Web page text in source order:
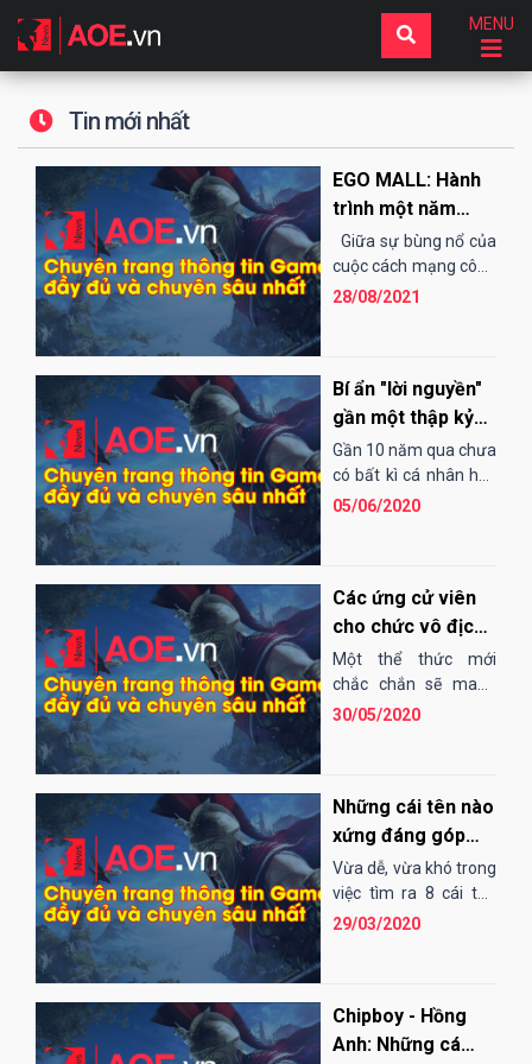
MENU
Tin mới nhất
EGO MALL: Hành
trình một năm
hình thành và phát
triển
Giữa sự bùng nổ của
cuộc cách mạng công
nghệ thời đại 4.0 và
28/08/2021
Bí ẩn "lời nguyền"
gần một thập kỷ
của Bé Yêu Cup!
Gần 10 năm qua chưa
có bất kì cá nhân hay
clan nào có thể phá
05/06/2020
Các ứng cử viên
cho chức vô địch
nội dung 33
random
Một thể thức mới
chắc chắn sẽ mang
tới những bất ngờ
30/05/2020
Những cái tên nào
xứng đáng góp
mặt trong kèo
4v4 All Stars?
Vừa dễ, vừa khó trong
việc tìm ra 8 cái tên
xứng đáng góp mặt
29/03/2020
Chipboy - Hồng
Anh: Những cá